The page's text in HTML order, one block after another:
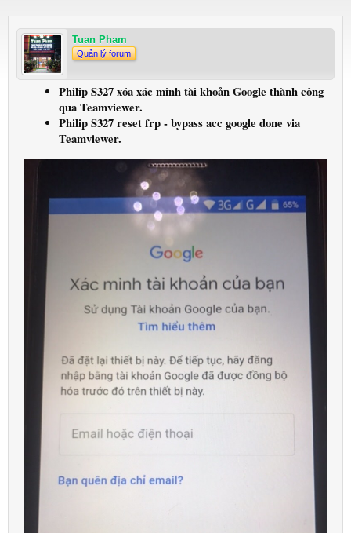
Tuan Pham
Quản lý forum
Philip S327 xóa xác minh tài khoản Google thành công
qua Teamviewer.
Philip S327 reset frp - bypass acc google done via
Teamviewer.